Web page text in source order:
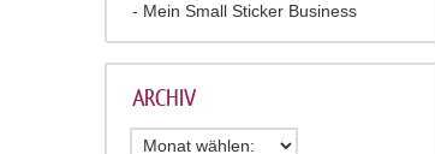
Mein Small Sticker Business
ARCHIV